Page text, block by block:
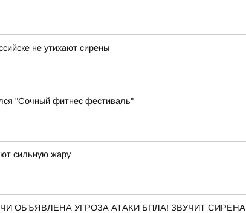
не утихают сирены
"Сочный фитнес фестиваль"
сильную жару
ОБЪЯВЛЕНА УГРОЗА АТАКИ БПЛА! ЗВУЧИТ СИРЕНА